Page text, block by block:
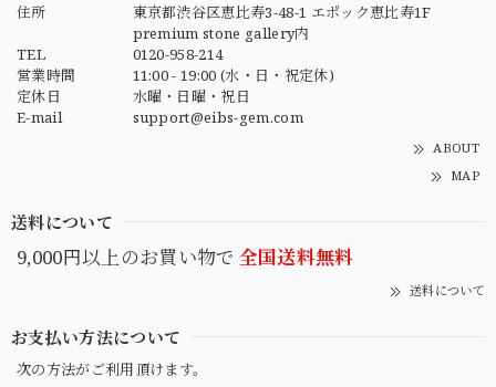
住所
東京都渋谷区恵比寿3-48-1 エポック恵比寿1F
premium stone gallery内
TEL
0120-958-214
営業時間
11:00 - 19:00 (水・日・祝定休)
定休日
水曜・日曜・祝日
E-mail
support@eibs-gem.com
ABOUT
MAP
送料について
9,000円以上のお買い物で 全国送料無料
送料について
お支払い方法について
次の方法がご利用頂けます。